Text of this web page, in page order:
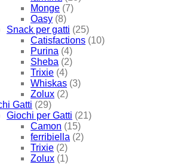
Monge (7)
Oasy (8)
Snack per gatti (25)
Catisfactions (10)
Purina (4)
Sheba (2)
Trixie (4)
Whiskas (3)
Zolux (2)
Gatti (29)
Giochi per Gatti (21)
Camon (15)
ferribiella (2)
Trixie (2)
Zolux (1)